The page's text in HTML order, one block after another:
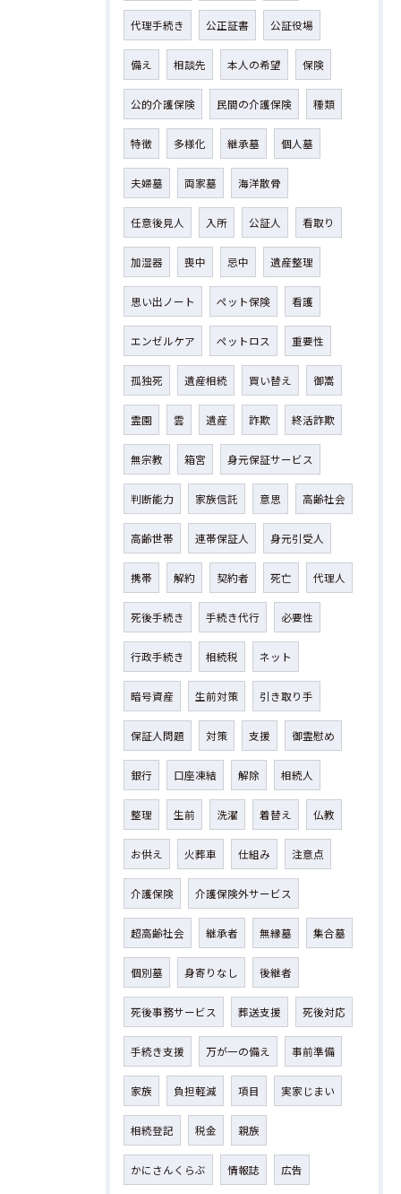
代理手続き 公正証書 公証役場
備え 相談先 本人の希望 保険
公的介護保険 民間の介護保険 種類
特徴 多様化 継承墓 個人墓
夫婦墓 両家墓 海洋散骨
任意後見人 入所 公証人 看取り
加湿器 喪中 忌中 遺産整理
思い出ノート ペット保険 看護
エンゼルケア ペットロス 重要性
孤独死 遺産相続 買い替え 御嵩
霊園 雲 遺産 詐欺 終活詐欺
無宗教 箱宮 身元保証サービス
判断能力 家族信託 意思 高齢社会
高齢世帯 連帯保証人 身元引受人
携帯 解約 契約者 死亡 代理人
死後手続き 手続き代行 必要性
行政手続き 相続税 ネット
暗号資産 生前対策 引き取り手
保証人問題 対策 支援 御霊慰め
銀行 口座凍結 解除 相続人
整理 生前 洗濯 着替え 仏教
お供え 火葬車 仕組み 注意点
介護保険 介護保険外サービス
超高齢社会 継承者 無縁墓 集合墓
個別墓 身寄りなし 後継者
死後事務サービス 葬送支援 死後対応
手続き支援 万が一の備え 事前準備
家族 負担軽減 項目 実家じまい
相続登記 税金 親族
かにさんくらぶ 情報誌 広告